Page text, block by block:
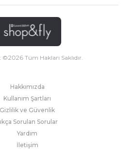
©2026Tüm Hakları Saklıdır.
Hakkımızda
Kullanım Şartları
Gizlilik ve Güvenlik
Sorulan Sorular
Yardım
İletişim